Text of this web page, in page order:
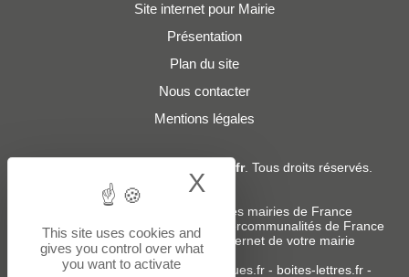
Site internet pour Mairie
Présentation
Plan du site
Nous contacter
Mentions légales
Adresses-Mairies.fr. Tous droits réservés.
Services :
Liste des adresses e-mails des mairies de France
Liste des adresses e-mails des intercommunalités de France
-Création ou refonte du site internet de votre mairie
Sites partenaires:donneespubliques.fr- boites-lettres.fr-
This site uses cookies and
gives you control over what
you want to activate
X